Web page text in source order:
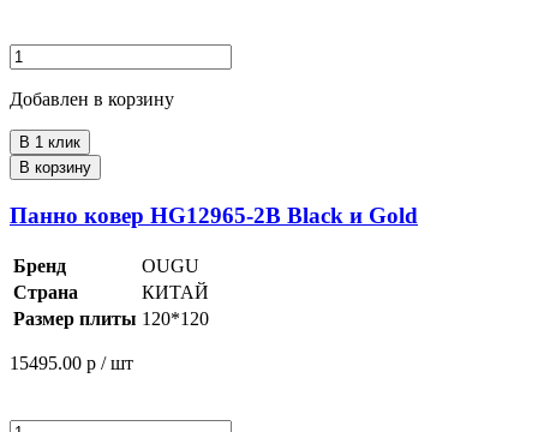
Добавлен в корзину
В 1 клик
В корзину
Панно ковер HG12965-2B Black и Gold
Бренд
OUGU
Страна
КИТАЙ
Размер плиты 120*120
15495.00 р / шт